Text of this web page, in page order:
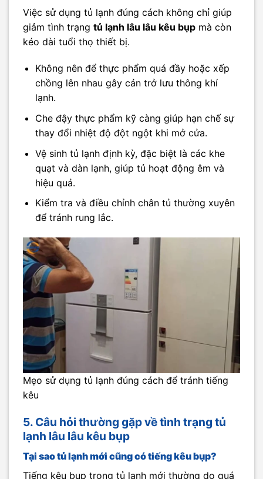
Việc sử dụng tủ lạnh đúng cách không chỉ giúp
giảm tình trạng tủ lạnh lâu lâu kêu bụp mà còn
kéo dài tuổi thọ thiết bị.
Không nên để thực phẩm quá đầy hoặc xếp
chồng lên nhau gây cản trở lưu thông khí
lạnh.
Che đậy thực phẩm kỹ càng giúp hạn chế sự
thay đổi nhiệt độ đột ngột khi mở cửa.
Vệ sinh tủ lạnh định kỳ, đặc biệt là các khe
quạt và dàn lạnh, giúp tủ hoạt động êm và
hiệu quả.
Kiểm tra và điều chỉnh chân tủ thường xuyên
để tránh rung lắc.
Mẹo sử dụng tủ lạnh đúng cách để tránh tiếng
kêu
5. Câu hỏi thường gặp về tình trạng tủ
lạnh lâu lâu kêu bụp
Tại sao tủ lạnh mới cũng có tiếng kêu bụp?
Tiếng kêu bụp trong tủ lạnh mới thường do quá